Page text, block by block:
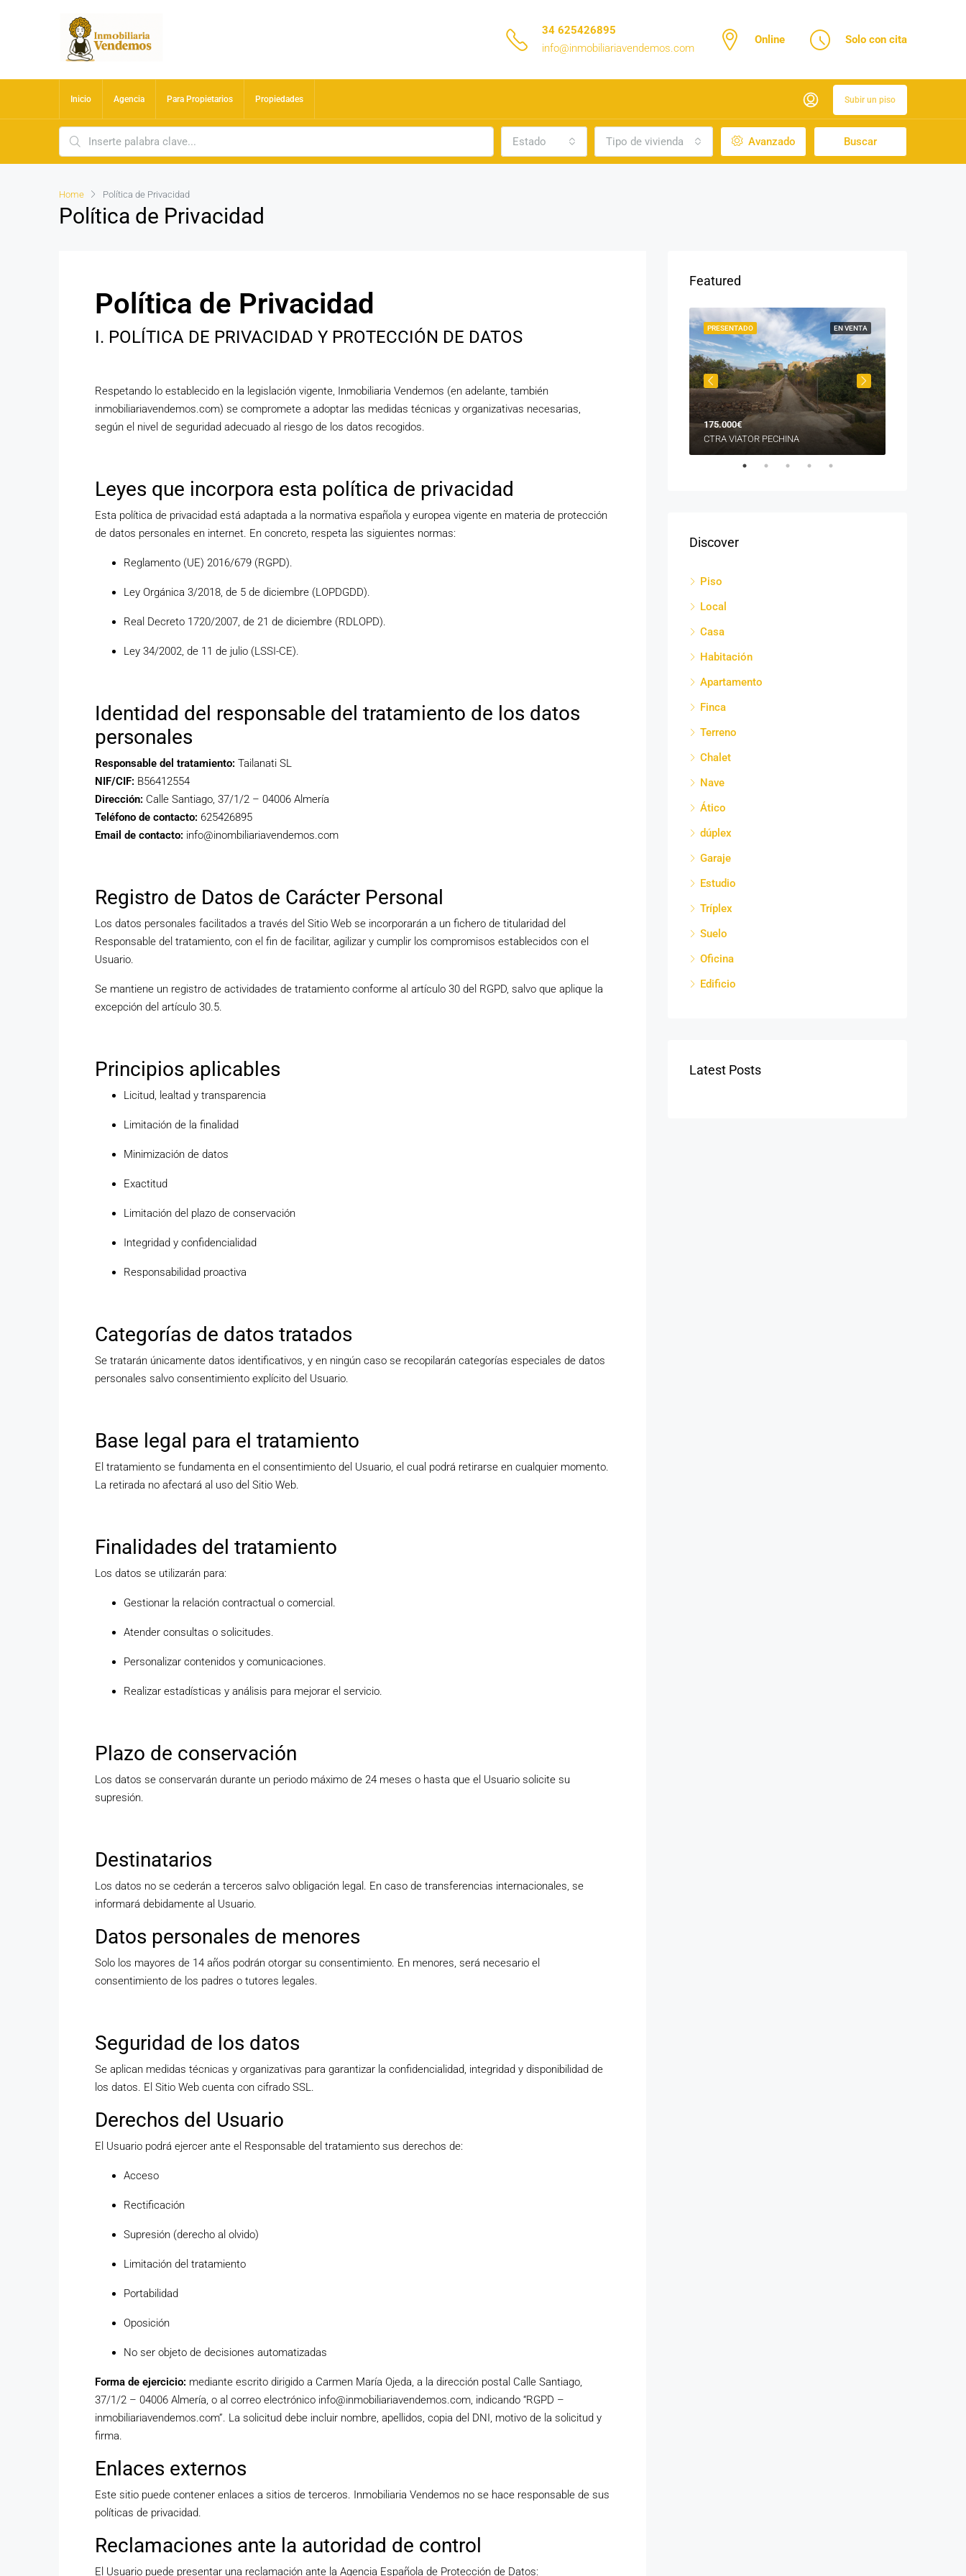
34 625426895
info@inmobiliariavendemos.com
Online Solo con cita
Inicio Agencia Para Propietarios Propiedades Subir un piso
Estado Tipo de vivienda Avanzado Buscar
Home Política de Privacidad
Política de Privacidad
Política de Privacidad
I. POLÍTICA DE PRIVACIDAD Y PROTECCIÓN DE DATOS
Respetando lo establecido en la legislación vigente, Inmobiliaria Vendemos (en adelante, también
inmobiliariavendemos.com) se compromete a adoptar las medidas técnicas y organizativas necesarias,
según el nivel de seguridad adecuado al riesgo de los datos recogidos.
Leyes que incorpora esta política de privacidad
Esta política de privacidad está adaptada a la normativa española y europea vigente en materia de protección
de datos personales en internet. En concreto, respeta las siguientes normas:
Reglamento (UE) 2016/679 (RGPD).
Ley Orgánica 3/2018, de 5 de diciembre (LOPDGDD).
Real Decreto 1720/2007, de 21 de diciembre (RDLOPD).
Ley 34/2002, de 11 de julio (LSSI-CE).
Identidad del responsable del tratamiento de los datos
personales
Responsable del tratamiento: Tailanati SL
NIF/CIF: B56412554
Dirección: Calle Santiago, 37/1/2 – 04006 Almería
Teléfono de contacto: 625426895
Email de contacto: info@inombiliariavendemos.com
Registro de Datos de Carácter Personal
Los datos personales facilitados a través del Sitio Web se incorporarán a un fichero de titularidad del
Responsable del tratamiento, con el fin de facilitar, agilizar y cumplir los compromisos establecidos con el
Usuario.
Se mantiene un registro de actividades de tratamiento conforme al artículo 30 del RGPD, salvo que aplique la
excepción del artículo 30.5.
Principios aplicables
Licitud, lealtad y transparencia
Limitación de la finalidad
Minimización de datos
Exactitud
Limitación del plazo de conservación
Integridad y confidencialidad
Responsabilidad proactiva
Categorías de datos tratados
Se tratarán únicamente datos identificativos, y en ningún caso se recopilarán categorías especiales de datos
personales salvo consentimiento explícito del Usuario.
Base legal para el tratamiento
El tratamiento se fundamenta en el consentimiento del Usuario, el cual podrá retirarse en cualquier momento.
La retirada no afectará al uso del Sitio Web.
Finalidades del tratamiento
Los datos se utilizarán para:
Gestionar la relación contractual o comercial.
Atender consultas o solicitudes.
Personalizar contenidos y comunicaciones.
Realizar estadísticas y análisis para mejorar el servicio.
Plazo de conservación
Los datos se conservarán durante un periodo máximo de 24 meses o hasta que el Usuario solicite su
supresión.
Destinatarios
Los datos no se cederán a terceros salvo obligación legal. En caso de transferencias internacionales, se
informará debidamente al Usuario.
Datos personales de menores
Solo los mayores de 14 años podrán otorgar su consentimiento. En menores, será necesario el
consentimiento de los padres o tutores legales.
Seguridad de los datos
Se aplican medidas técnicas y organizativas para garantizar la confidencialidad, integridad y disponibilidad de
los datos. El Sitio Web cuenta con cifrado SSL.
Derechos del Usuario
El Usuario podrá ejercer ante el Responsable del tratamiento sus derechos de:
Acceso
Rectificación
Supresión (derecho al olvido)
Limitación del tratamiento
Portabilidad
Oposición
No ser objeto de decisiones automatizadas
Forma de ejercicio: mediante escrito dirigido a Carmen María Ojeda, a la dirección postal Calle Santiago,
37/1/2 – 04006 Almería, o al correo electrónico info@inmobiliariavendemos.com, indicando “RGPD –
inmobiliariavendemos.com”. La solicitud debe incluir nombre, apellidos, copia del DNI, motivo de la solicitud y
firma.
Enlaces externos
Este sitio puede contener enlaces a sitios de terceros. Inmobiliaria Vendemos no se hace responsable de sus
políticas de privacidad.
Reclamaciones ante la autoridad de control
El Usuario puede presentar una reclamación ante la Agencia Española de Protección de Datos:
Featured
EN VENTA
PRESENTADO
175.000€
CTRA VIATOR PECHINA
Discover
Piso
Local
Casa
Habitación
Apartamento
Finca
Terreno
Chalet
Nave
Ático
dúplex
Garaje
Estudio
Tríplex
Suelo
Oficina
Edificio
Latest Posts